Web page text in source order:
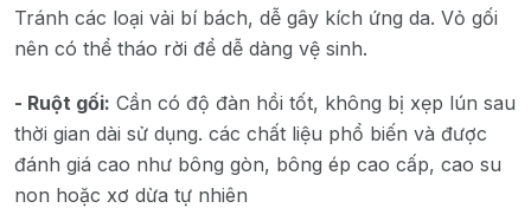
Tránh các loại vải bí bách, dễ gây kích ứng da. Vỏ gối
nên có thể tháo rời để dễ dàng vệ sinh.
- Ruột gối: Cần có độ đàn hồi tốt, không bị xẹp lún sau
thời gian dài sử dụng. các chất liệu phổ biến và được
đánh giá cao như bông gòn, bông ép cao cấp, cao su
non hoặc xơ dừa tự nhiên